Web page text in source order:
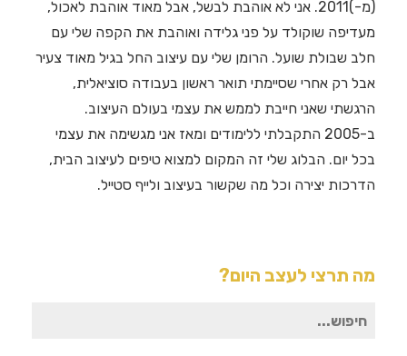
(מ-)2011. אני לא אוהבת לבשל, אבל מאוד אוהבת לאכול,
מעדיפה שוקולד על פני גלידה ואוהבת את הקפה שלי עם
חלב שבולת שועל. הרומן שלי עם עיצוב החל בגיל מאוד צעיר
אבל רק אחרי שסיימתי תואר ראשון בעבודה סוציאלית,
הרגשתי שאני חייבת לממש את עצמי בעולם העיצוב.
ב-2005 התקבלתי ללימודים ומאז אני מגשימה את עצמי
בכל יום. הבלוג שלי זה המקום למצוא טיפים לעיצוב הבית,
הדרכות יצירה וכל מה שקשור בעיצוב ולייף סטייל.
מה תרצי לעצב היום?
חיפוש